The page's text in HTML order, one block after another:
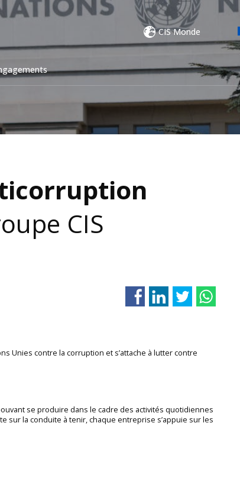
CIS Monde
CIS
Unies contre la corruption et s’attache à lutter contre
se produire dans le cadre des activités quotidiennes
sur la conduite à tenir, chaque entreprise s’appuie sur les